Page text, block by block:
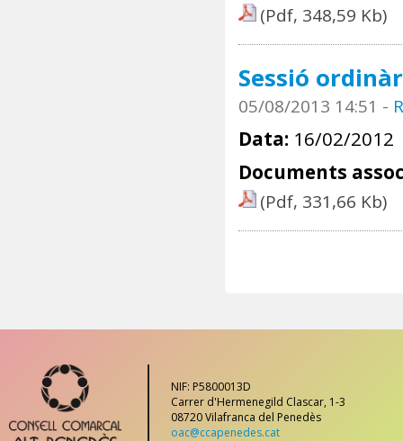
(Pdf, 348,59 Kb)
Sessió
05/08/2013 14:51 -
Data: 16/02/2012
Documents
(Pdf, 331,66 Kb)
NIF: P5800013D
Carrer d'Hermenegild Clascar, 1-3
08720 Vilafranca del Penedès
oac@ccapenedes.cat